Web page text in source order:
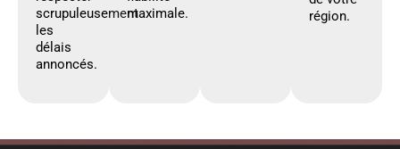
scrupuleusement
les
délais
annoncés.
maximale.
région.